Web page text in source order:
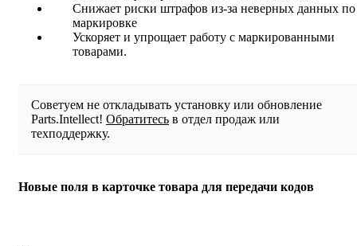
Снижает риски штрафов из-за неверных данных по
маркировке
Ускоряет и упрощает работу с маркированными
товарами.
Советуем не откладывать установку или обновление
Parts.Intellect! Обратитесь в отдел продаж или
техподдержку.
Новые поля в карточке товара для передачи кодов